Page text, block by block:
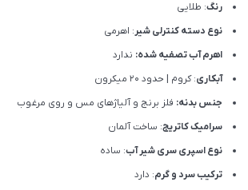
رنگ: طلایی
نوع دسته کنترلی شیر: اهرمی
اهرم آب تصفیه شده: ندارد
آبکاری: کروم | حدود 20 میکرون
جنس بدنه: فلز برنج و آلیاژهای مس و روی مرغوب
سرامیک کاتریج: ساخت آلمان
نوع اسپری سری شیر آب: ساده
ترکیب سرد و گرم: دارد